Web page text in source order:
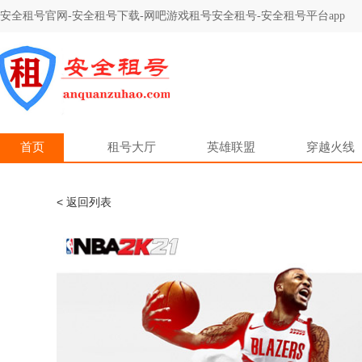
安全租号官网-安全租号下载-网吧游戏租号安全租号-安全租号平台app
首页 租号大厅 英雄联盟 穿越火线
< 返回列表